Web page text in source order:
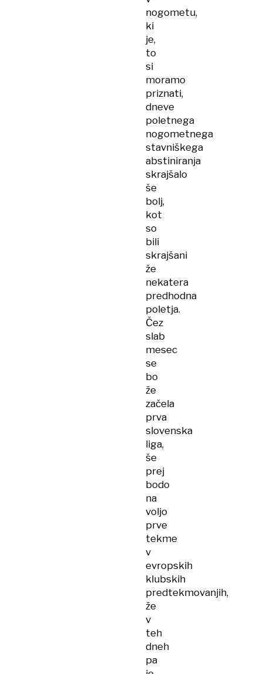
nogometu,
ki
je,
to
si
moramo
priznati,
dneve
poletnega
nogometnega
stavniškega
abstiniranja
skrajšalo
še
bolj,
kot
so
bili
skrajšani
že
nekatera
predhodna
poletja.
Čez
slab
mesec
se
bo
že
začela
prva
slovenska
liga,
še
prej
bodo
na
voljo
prve
tekme
v
evropskih
klubskih
predtekmovanjih,
že
v
teh
dneh
pa